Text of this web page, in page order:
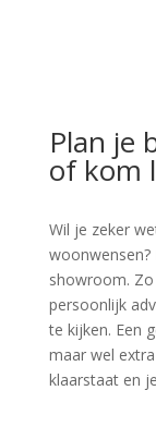
Plan je
of kom
Wil je zeker
woonwensen?
showroom.
persoonlijk
te kijken. Een
maar wel
klaarstaat en